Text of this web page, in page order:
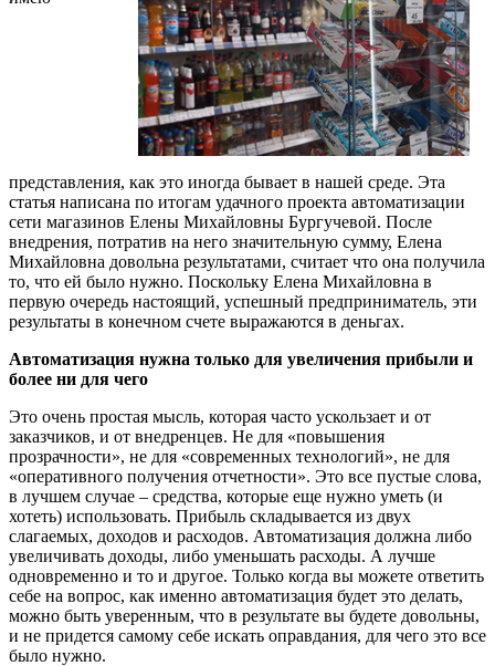
представления, как это иногда бывает в нашей среде. Эта
статья написана по итогам удачного проекта автоматизации
сети магазинов Елены Михайловны Бургучевой. После
внедрения, потратив на него значительную сумму, Елена
Михайловна довольна результатами, считает что она получила
то, что ей было нужно. Поскольку Елена Михайловна в
первую очередь настоящий, успешный предприниматель, эти
результаты в конечном счете выражаются в деньгах.
Автоматизация нужна только для увеличения прибыли и
более ни для чего
Это очень простая мысль, которая часто ускользает и от
заказчиков, и от внедренцев. Не для «повышения
прозрачности», не для «современных технологий», не для
«оперативного получения отчетности». Это все пустые слова,
в лучшем случае – средства, которые еще нужно уметь (и
хотеть) использовать. Прибыль складывается из двух
слагаемых, доходов и расходов. Автоматизация должна либо
увеличивать доходы, либо уменьшать расходы. А лучше
одновременно и то и другое. Только когда вы можете ответить
себе на вопрос, как именно автоматизация будет это делать,
можно быть уверенным, что в результате вы будете довольны,
и не придется самому себе искать оправдания, для чего это все
было нужно.